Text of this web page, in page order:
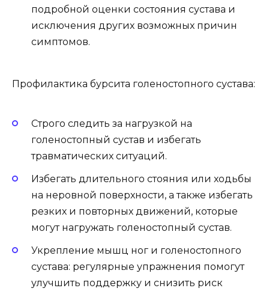
подробной оценки состояния сустава и
исключения других возможных причин
симптомов.
Профилактика бурсита голеностопного сустава:
Строго следить за нагрузкой на
голеностопный сустав и избегать
травматических ситуаций.
Избегать длительного стояния или ходьбы
на неровной поверхности, а также избегать
резких и повторных движений, которые
могут нагружать голеностопный сустав.
Укрепление мышц ног и голеностопного
сустава: регулярные упражнения помогут
улучшить поддержку и снизить риск